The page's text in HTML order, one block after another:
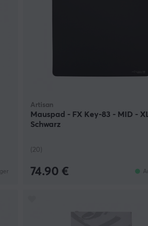
Artisan
Mauspad - FX Key-83 - MID -
Schwarz
(20)
74.90 €